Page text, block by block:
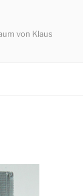
von Klaus